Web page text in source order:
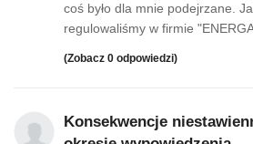
coś było dla mnie podejrzane.
regulowaliśmy w firmie
(Zobacz 0 odpowiedzi)
Konsekwencje